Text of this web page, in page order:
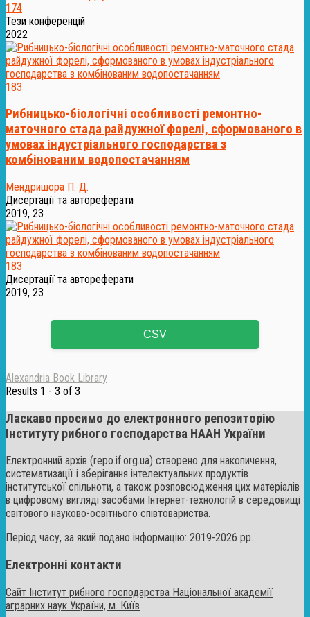
174
Тези конференцій
2022
183
Рибницько-біологічні особливості ремонтно-
маточного стада райдужної форелі, сформованого в
умовах індустріального господарства з
комбінованим водопостачанням
Мендришора П. Д.
Дисертації та автореферати
2019, 23
183
Дисертації та автореферати
2019, 23
CSV
Alexandria Book Library
Results 1 - 3 of 3
Ласкаво просимо до електронного репозиторію
Інституту рибного господарства НААН України
Електронний архів (repo.if.org.ua) створено для накопичення,
систематизації і зберігання інтелектуальних продуктів
інститутської спільноти, а також розповсюдження цих матеріалів
в цифровому вигляді засобами Інтернет-технологій в середовищі
світового науково-освітнього співтовариства.
Період часу, за який подано інформацію: 2019-2026 рр.
Електронні контакти
Сайт Інститут рибного господарства Національної академії
аграрних наук України, м. Київ